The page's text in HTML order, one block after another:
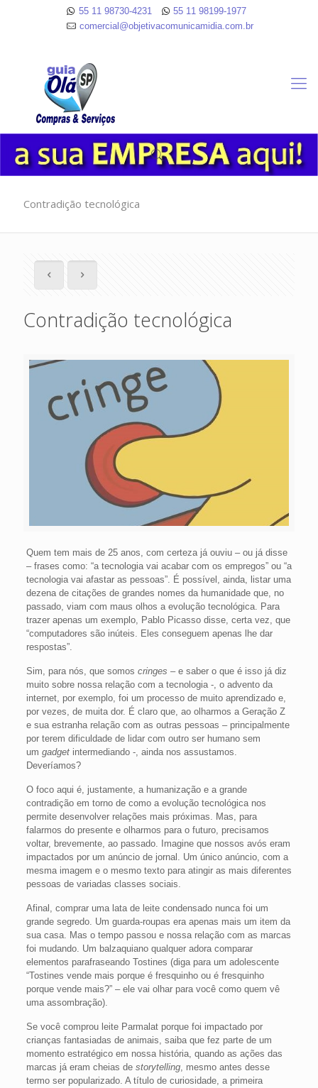
55 11 98730-4231
55 11 98199-1977
comercial@objetivacomunicamidia.com.br
Contradição tecnológica
Contradição tecnológica
Quem tem mais de 25 anos, com certeza já ouviu – ou já disse
– frases como: “a tecnologia vai acabar com os empregos” ou “a
tecnologia vai afastar as pessoas”. É possível, ainda, listar uma
dezena de citações de grandes nomes da humanidade que, no
passado, viam com maus olhos a evolução tecnológica. Para
trazer apenas um exemplo, Pablo Picasso disse, certa vez, que
“computadores são inúteis. Eles conseguem apenas lhe dar
respostas”.
Sim, para nós, que somos cringes – e saber o que é isso já diz
muito sobre nossa relação com a tecnologia -, o advento da
internet, por exemplo, foi um processo de muito aprendizado e,
por vezes, de muita dor. É claro que, ao olharmos a Geração Z
e sua estranha relação com as outras pessoas – principalmente
por terem dificuldade de lidar com outro ser humano sem
um gadgetintermediando -, ainda nos assustamos.
Deveríamos?
O foco aqui é, justamente, a humanização e a grande
contradição em torno de como a evolução tecnológica nos
permite desenvolver relações mais próximas. Mas, para
falarmos do presente e olharmos para o futuro, precisamos
voltar, brevemente, ao passado. Imagine que nossos avós eram
impactados por um anúncio de jornal. Um único anúncio, com a
mesma imagem e o mesmo texto para atingir as mais diferentes
pessoas de variadas classes sociais.
Afinal, comprar uma lata de leite condensado nunca foi um
grande segredo. Um guarda-roupas era apenas mais um item da
sua casa. Mas o tempo passou e nossa relação com as marcas
foi mudando. Um balzaquiano qualquer adora comparar
elementos parafraseando Tostines (diga para um adolescente
“Tostines vende mais porque é fresquinho ou é fresquinho
porque vende mais?” – ele vai olhar para você como quem vê
uma assombração).
Se você comprou leite Parmalat porque foi impactado por
crianças fantasiadas de animais, saiba que fez parte de um
momento estratégico em nossa história, quando as ações das
marcas já eram cheias de storytelling, mesmo antes desse
termo ser popularizado. A título de curiosidade, a primeira